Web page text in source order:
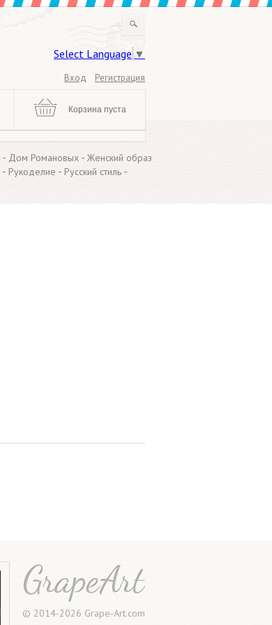
Select Language ▼
Вход Регистрация
Корзина пуста
- Дом Романовых - Женский образ
- Рукоделие - Русский стиль -
© 2014-2026 Grape-Art.com